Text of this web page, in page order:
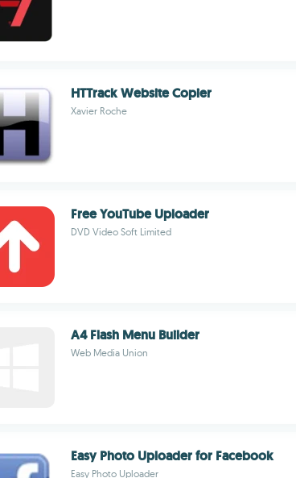
HTTrack Website Copier
Xavier Roche
Free YouTube Uploader
DVD Video Soft Limited
A4 Flash Menu Builder
Web Media Union
Easy Photo Uploader for Facebook
Easy Photo Uploader